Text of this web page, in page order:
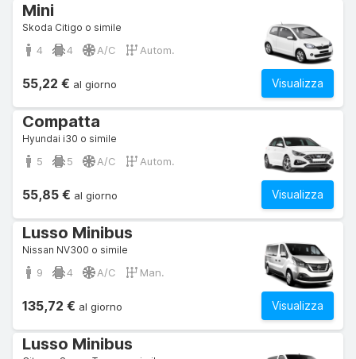
Mini
Skoda Citigo o simile
4 4 A/C Autom.
Visualizza
55,22 € al giorno
Compatta
Hyundai i30 o simile
5 5 A/C Autom.
Visualizza
55,85 € al giorno
Lusso Minibus
Nissan NV300 o simile
9 4 A/C Man.
Visualizza
135,72 € al giorno
Lusso Minibus